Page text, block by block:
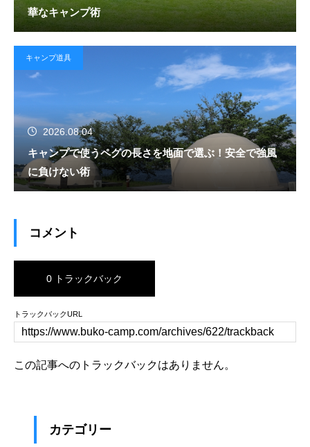
華なキャンプ術
キャンプ道具
2026.08.04
キャンプで使うペグの長さを地面で選ぶ！安全で強風
に負けない術
コメント
0 トラックバック
トラックバックURL
この記事へのトラックバックはありません。
カテゴリー